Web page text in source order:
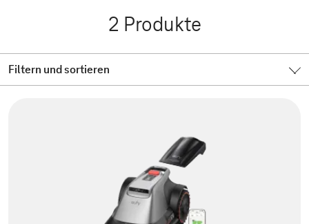
2 Produkte
Filtern und sortieren